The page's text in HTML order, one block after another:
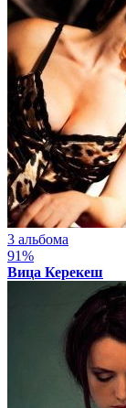
3 альбома
91%
Вица Керекеш